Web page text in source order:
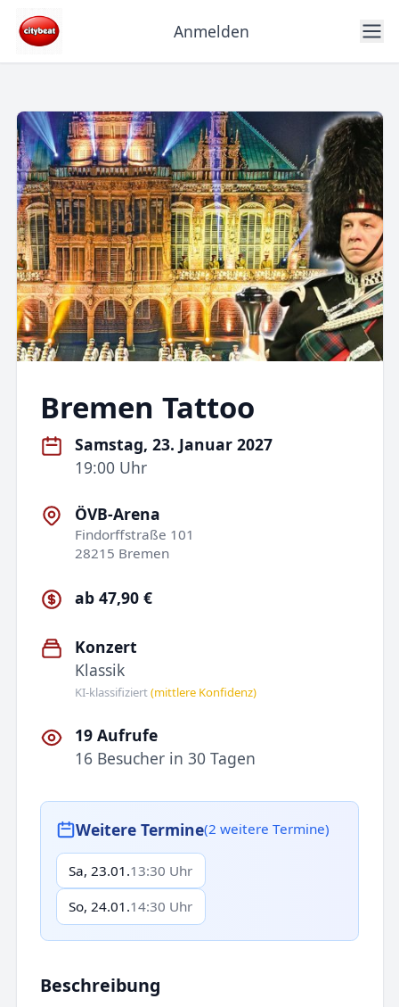
Anmelden
Bremen Tattoo
Samstag, 23. Januar 2027
19:00 Uhr
ÖVB-Arena
Findorffstraße 101
28215 Bremen
ab 47,90 €
Konzert
Klassik
KI-klassifiziert(mittlere Konfidenz)
19 Aufrufe
16 Besucher in 30 Tagen
Weitere Termine(2 weitere Termine)
Sa, 23.01.13:30 Uhr
So, 24.01.14:30 Uhr
Beschreibung